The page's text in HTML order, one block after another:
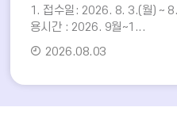
1. 접수일: 2026. 8. 3.(월) ~
용시간 : 2026. 9월~1...
2026.08.03